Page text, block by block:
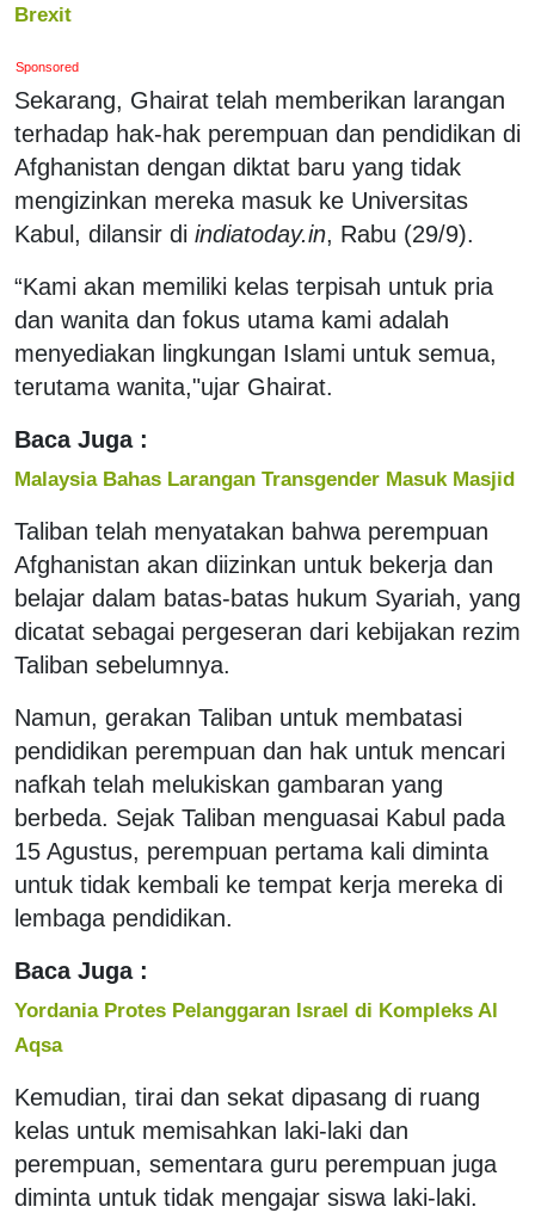
Brexit
Sponsored
Sekarang, Ghairat telah memberikan larangan
terhadap hak-hak perempuan dan pendidikan di
Afghanistan dengan diktat baru yang tidak
mengizinkan mereka masuk ke Universitas
Kabul, dilansir di indiatoday.in, Rabu (29/9).
“Kami akan memiliki kelas terpisah untuk pria
dan wanita dan fokus utama kami adalah
menyediakan lingkungan Islami untuk semua,
terutama wanita,"ujar Ghairat.
Baca Juga :
Malaysia Bahas Larangan Transgender Masuk Masjid
Taliban telah menyatakan bahwa perempuan
Afghanistan akan diizinkan untuk bekerja dan
belajar dalam batas-batas hukum Syariah, yang
dicatat sebagai pergeseran dari kebijakan rezim
Taliban sebelumnya.
Namun, gerakan Taliban untuk membatasi
pendidikan perempuan dan hak untuk mencari
nafkah telah melukiskan gambaran yang
berbeda. Sejak Taliban menguasai Kabul pada
15 Agustus, perempuan pertama kali diminta
untuk tidak kembali ke tempat kerja mereka di
lembaga pendidikan.
Baca Juga :
Yordania Protes Pelanggaran Israel di Kompleks Al
Aqsa
Kemudian, tirai dan sekat dipasang di ruang
kelas untuk memisahkan laki-laki dan
perempuan, sementara guru perempuan juga
diminta untuk tidak mengajar siswa laki-laki.